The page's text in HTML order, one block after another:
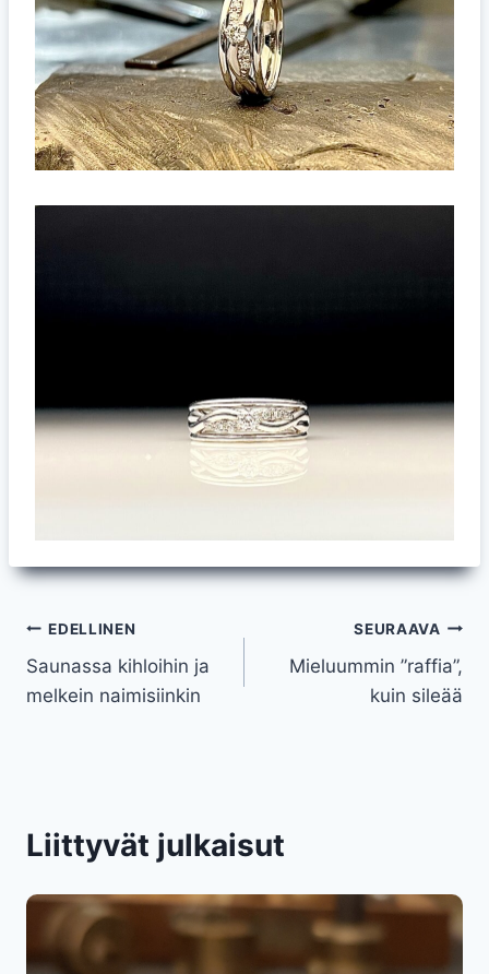
Artikkelien
selaus
EDELLINEN
Saunassa kihloihin ja
melkein naimisiinkin
SEURAAVA
Mieluummin ”raffia”,
kuin sileää
Liittyvät julkaisut